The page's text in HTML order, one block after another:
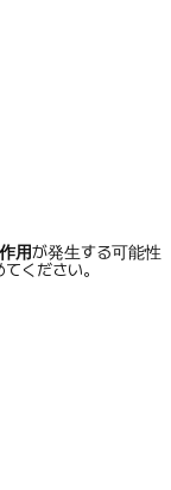
用が発生する可能性
ください。